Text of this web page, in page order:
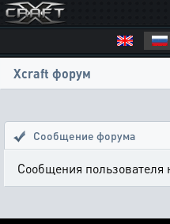
Xcraft форум
Сообщение форума
Сообщения пользователя